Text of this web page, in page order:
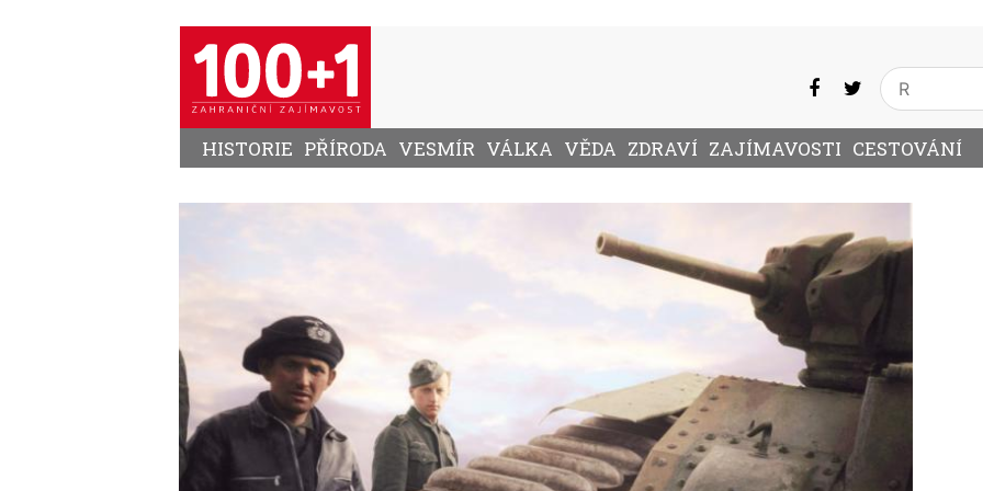
HISTORIE PŘÍRODA VESMÍR VÁLKA VĚDA ZDRAVÍ ZAJÍMAVOSTI CESTOVÁNÍ